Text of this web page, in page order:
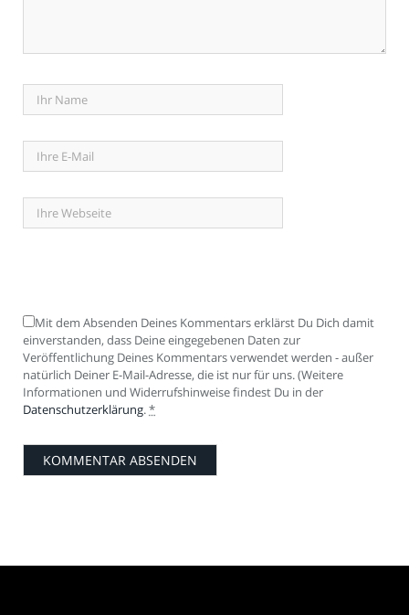
Mit dem Absenden Deines Kommentars erklärst Du Dich damit
einverstanden, dass Deine eingegebenen Daten zur
Veröffentlichung Deines Kommentars verwendet werden - außer
natürlich Deiner E-Mail-Adresse, die ist nur für uns. (Weitere
Informationen und Widerrufshinweise findest Du in der
Datenschutzerklärung.*